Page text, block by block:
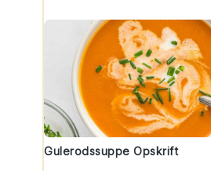
Gulerodssuppe Opskrift